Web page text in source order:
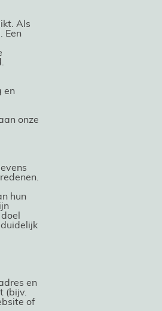
Als
Een
en
onze
hun
en
(bijv.
of